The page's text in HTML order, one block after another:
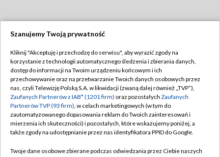
TVP
Abonament TVP
Emisja w TVP
Centrum informacji TVP
Naziemna Telewizja Cyfrowa
Regulamin TVP
Polityka prywatności
Moje zgody
Pomoc
Szanujemy Twoją prywatność
Kliknij "Akceptuję i przechodzę do serwisu", aby wyrazić zgody na
korzystanie z technologii automatycznego śledzenia i zbierania danych,
dostęp do informacji na Twoim urządzeniu końcowym i ich
przechowywanie oraz na przetwarzanie Twoich danych osobowych przez
nas, czyli Telewizję Polską S.A. w likwidacji (zwaną dalej również „TVP”),
Zaufanych Partnerów z IAB* (1201 firm) oraz pozostałych Zaufanych
Partnerów TVP (93 firm), w celach marketingowych (w tym do
zautomatyzowanego dopasowania reklam do Twoich zainteresowań i
mierzenia ich skuteczności) i pozostałych, które wskazujemy poniżej, a
także zgody na udostępnianie przez nas identyfikatora PPID do Google.
Twoje dane osobowe zbierane podczas odwiedzania przez Ciebie naszych